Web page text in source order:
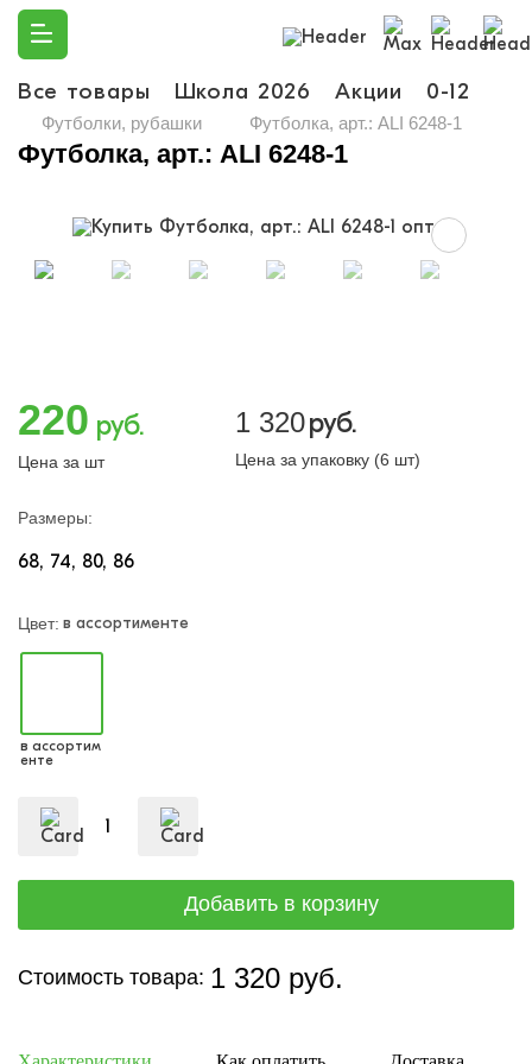
Все товары Школа 2026 Акции 0-12
Футболки, рубашки Футболка, арт.: ALI 6248-1
Футболка, арт.: ALI 6248-1
220 руб.
Цена за шт
1 320руб.
Цена за упаковку (6 шт)
Размеры:
68 74 80 86
Цвет: в ассортименте
в ассортим
енте
Стоимость товара: 1 320 руб.